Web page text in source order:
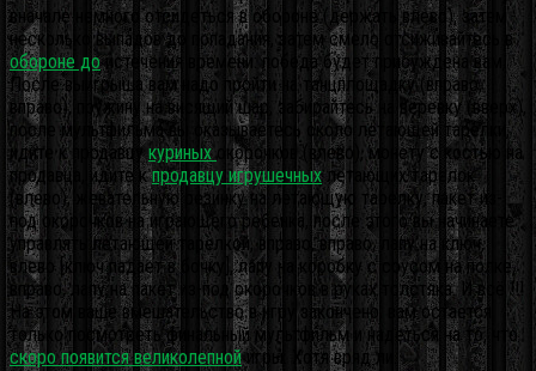
вначале немного отсидеться в обороне (держать влево), затем
несколько выпадов до попадания, затем смело отсиживайтесь в
обороне доистечения времени: победа будет присуждена вам.
После выигрыша вам надо пройти на танцплощадку (вправо,
вправо), пружину на висящий шар, забирайтесь на веревку (вверх),
после мультфильма вы оказываетесь около летающей тарелки,
идите к продавцукуриных
окорочков (влево), монету с костью на
продавца, идите кпродавцу игрушечныхлетающих тарелок
(влево), жевательную резинку на летающую тарелку, пакет из-
под окорочков на играющего ребенка, после этого вы начинаете
управлять летающей тарелкой, вправо, вправо, лапу на ключ,
влево [ключ падает в бочку], лапу на коробку с соусом на полке,
вправо, лапу на пакет из-под окорочков в руках толстяка. И всё !!!
На этом ваше вмешательство в игру закончено. вам остается
только посмотреть финальный мультфильм и надеться на то, что
скоро появится великолепнойигры. Хотя вряд ли.